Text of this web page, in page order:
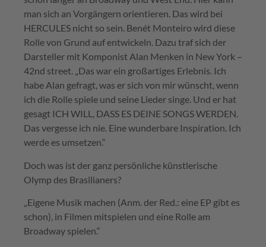
man sich an Vorgängern orientieren. Das wird bei
HERCULES nicht so sein. Benét Monteiro wird diese
Rolle von Grund auf entwickeln. Dazu traf sich der
Darsteller mit Komponist Alan Menken in New York –
42nd street. „Das war ein großartiges Erlebnis. Ich
habe Alan gefragt, was er sich von mir wünscht, wenn
ich die Rolle spiele und seine Lieder singe. Und er hat
gesagt ICH WILL, DASS ES DEINE SONGS WERDEN.
Das vergesse ich nie. Eine wunderbare Inspiration. Ich
werde es umsetzen.“
Doch was ist der ganz persönliche künstlerische
Olymp des Brasilianers?
„Eigene Musik machen (Anm. der Red.: eine EP gibt es
schon), in Filmen mitspielen und eine Rolle am
Broadway spielen.“